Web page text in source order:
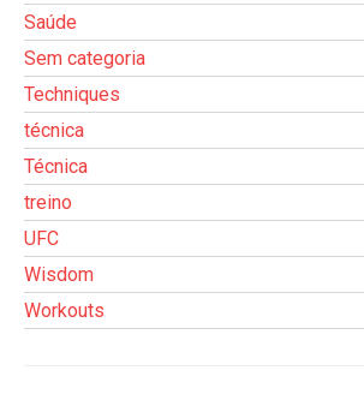
Saúde
Sem categoria
Techniques
técnica
Técnica
treino
UFC
Wisdom
Workouts